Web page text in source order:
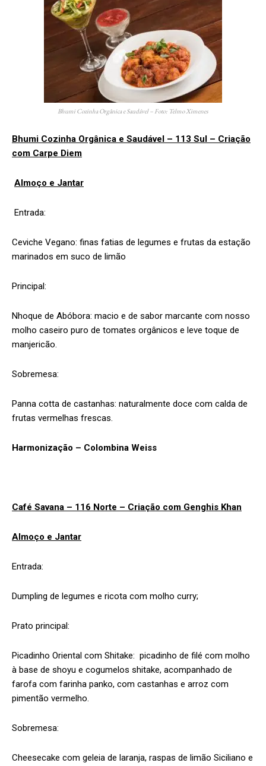
Bhumi Cozinha Orgânica e Saudável – Foto: Telmo Ximenes
Bhumi Cozinha Orgânica e Saudável – 113 Sul – Criação
com Carpe Diem
Almoço e Jantar
Entrada:
Ceviche Vegano: finas fatias de legumes e frutas da estação
marinados em suco de limão
Principal:
Nhoque de Abóbora: macio e de sabor marcante com nosso
molho caseiro puro de tomates orgânicos e leve toque de
manjericão.
Sobremesa:
Panna cotta de castanhas: naturalmente doce com calda de
frutas vermelhas frescas.
Harmonização – Colombina Weiss
Café Savana – 116 Norte – Criação com Genghis Khan
Almoço e Jantar
Entrada:
Dumpling de legumes e ricota com molho curry;
Prato principal:
Picadinho Oriental com Shitake: picadinho de filé com molho
à base de shoyu e cogumelos shitake, acompanhado de
farofa com farinha panko, com castanhas e arroz com
pimentão vermelho.
Sobremesa:
Cheesecake com geleia de laranja, raspas de limão Siciliano e